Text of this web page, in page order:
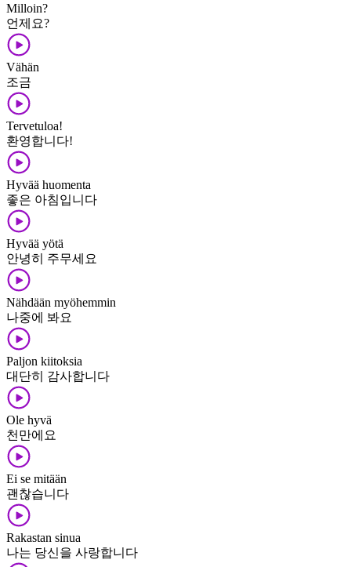
Milloin?
언제요?
Vähän
조금
Tervetuloa!
환영합니다!
Hyvää huomenta
좋은 아침입니다
Hyvää yötä
안녕히 주무세요
Nähdään myöhemmin
나중에 봐요
Paljon kiitoksia
대단히 감사합니다
Ole hyvä
천만에요
Ei se mitään
괜찮습니다
Rakastan sinua
나는 당신을 사랑합니다